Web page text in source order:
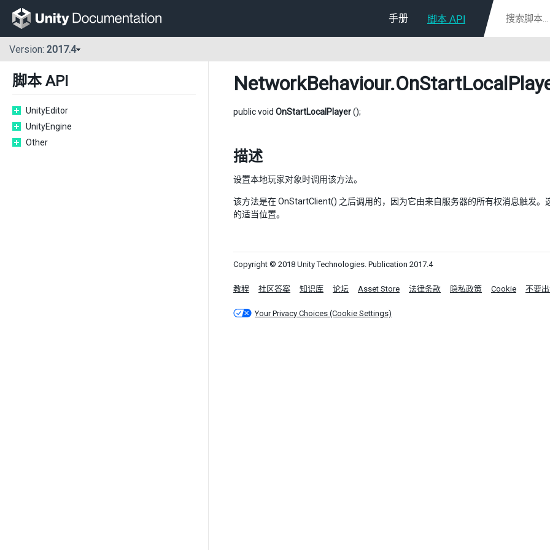
手册 脚本 API
Version: 2017.4
脚本 API
UnityEditor
UnityEngine
Other
NetworkBehaviour
public void OnStartLocalPlayer();
描述
设置本地玩家对象时调用该方法。
该方法是在 OnStartClient() 之后调用的，因为它由来自服务器的所有权消息触发。
的适当位置。
Copyright © 2018 Unity Technologies. Publication 2017.4
教程 社区答案 知识库 论坛 Asset Store 法律条款 隐私政策 Cookie 不要
Your Privacy Choices (Cookie Settings)